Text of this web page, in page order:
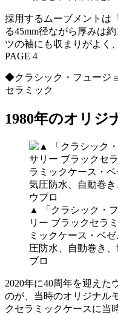
採用するムーブメントは
る45mm径ながら厚みは
ツの袖にも収まりがよく
PAGE 4
◆クラシック・フュージ
セラミック
1980年のオリジ
▲ 「クラシック・
リー ブラックセラ
ミックケース・ベ
圧防水、自動巻き
ブロ
2020年に40周年を迎えた
のが、当時のオリジナル
クセラミックケースに当